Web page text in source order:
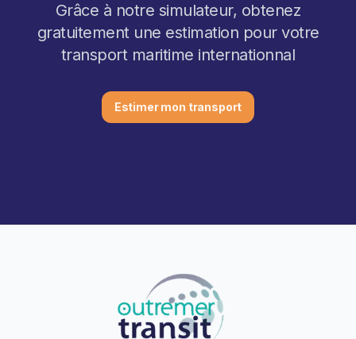
Grâce à notre simulateur, obtenez
gratuitement une estimation pour votre
transport maritime internationnal
Estimer mon transport